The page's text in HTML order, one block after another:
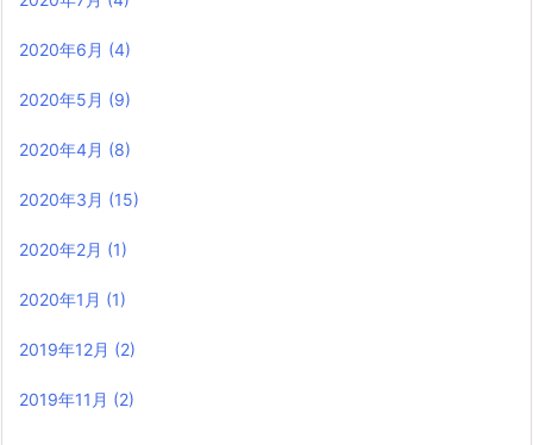
2020年6月 (4)
2020年5月 (9)
2020年4月 (8)
2020年3月 (15)
2020年2月 (1)
2020年1月 (1)
2019年12月 (2)
2019年11月 (2)